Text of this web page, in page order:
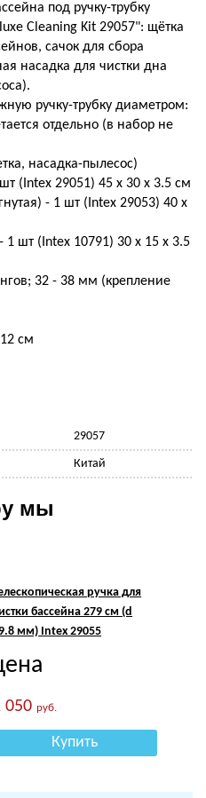
под ручку-трубку
Cleaning Kit 29057": щётка
сачок для сбора
насадка для чистки дна
ручку-трубку диаметром:
отдельно (в набор не
насадка-пылесос)
(Intex 29051) 45 х 30 х 3.5 см
- 1 шт (Intex 29053) 40 х
1 шт (Intex 10791) 30 х 15 х 3.5
32 - 38 мм (крепление
см
29057
Китай
мы
ручка для
бассейна 279 см (d
мм) Intex 29055
050руб.
Купить